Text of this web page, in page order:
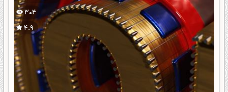
304
4.9